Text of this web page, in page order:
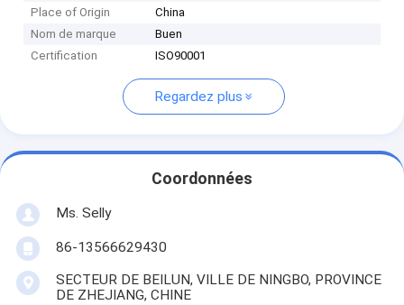
Place of Origin
China
Nom de marque
Buen
Certification
ISO90001
Regardez plus
Coordonnées
Ms. Selly
86-13566629430
SECTEUR DE BEILUN, VILLE DE NINGBO, PROVINCE
DE ZHEJIANG, CHINE